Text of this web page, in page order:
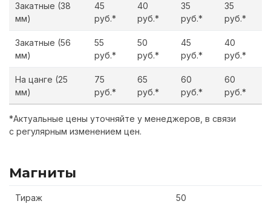
Закатные (38
мм)
45
руб.*
40
руб.*
35
руб.*
35
руб.*
Закатные (56
мм)
55
руб.*
50
руб.*
45
руб.*
40
руб.*
На цанге (25
мм)
75
руб.*
65
руб.*
60
руб.*
60
руб.*
*Актуальные цены уточняйте у менеджеров, в связи
с регулярным изменением цен.
Магниты
Тираж 50